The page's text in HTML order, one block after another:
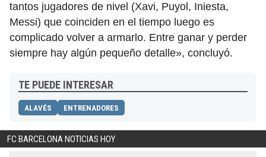
tantos jugadores de nivel (Xavi, Puyol, Iniesta,
Messi) que coinciden en el tiempo luego es
complicado volver a armarlo. Entre ganar y perder
siempre hay algún pequeño detalle», concluyó.
TE PUEDE INTERESAR
ALAVÉS ENTRENADORES
FC BARCELONA NOTICIAS HOY